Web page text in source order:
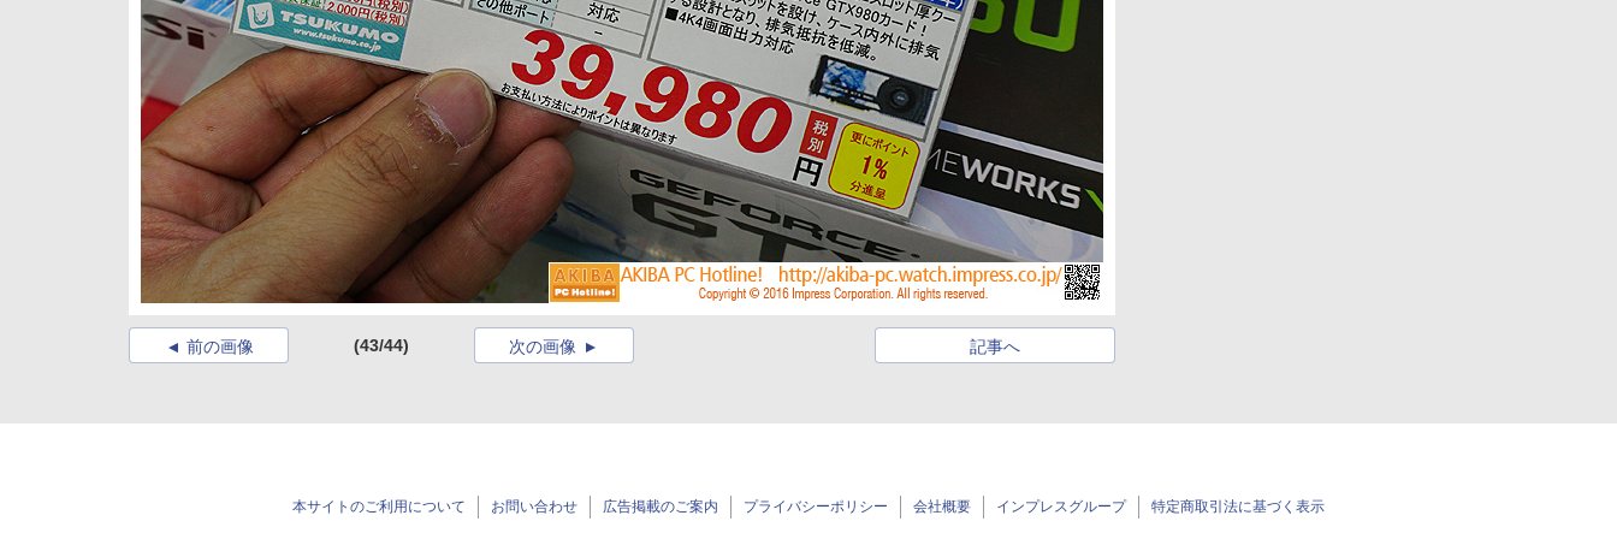
前の画像 (43/44) 記事へ
次の画像
本サイトのご利用について お問い合わせ 広告掲載のご案内 プライバシーポリシー 会社概要 インプレスグループ 特定商取引法に基づく表示